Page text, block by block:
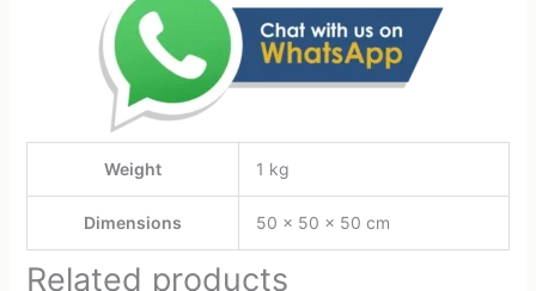
Weight 1 kg
Dimensions 50 × 50 × 50 cm
Related products